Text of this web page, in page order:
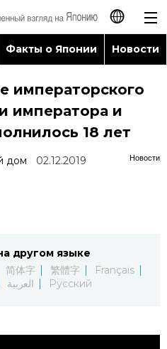
日本語
English
简体字
繁體字
العربية
Факты о Японии Новости
императорского
императора и
18 лет
Новости
дом 02.12.2019
другом языке
简体字 繁體字
Français
العربية Русский